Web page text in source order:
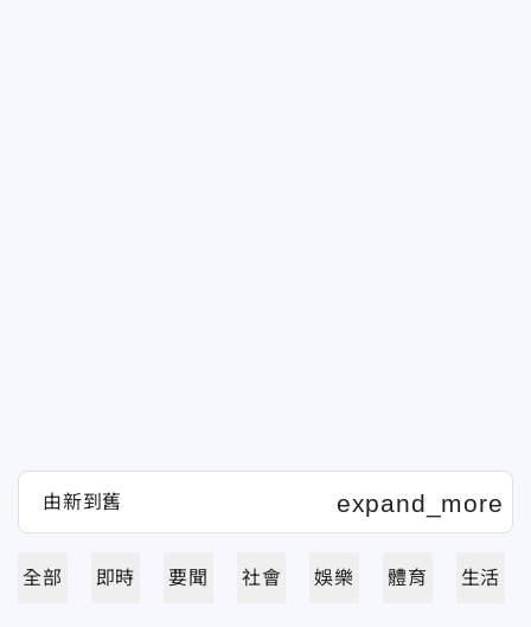
全部 即時 要聞 社會 娛樂 體育 生活